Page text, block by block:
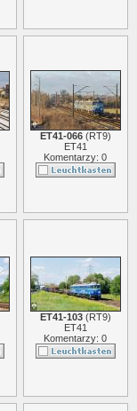
ET41-066(RT9)
ET41
Komentarzy: 0
ET41-103(RT9)
ET41
Komentarzy: 0